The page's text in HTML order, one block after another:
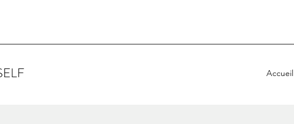
Accueil